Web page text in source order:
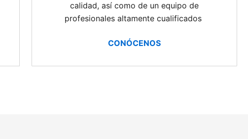
calidad, así como de un equipo de
profesionales altamente cualificados
CONÓCENOS